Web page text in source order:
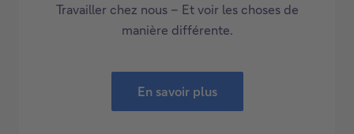
Travailler chez nous – Et voir les choses de
manière différente.
En savoir plus